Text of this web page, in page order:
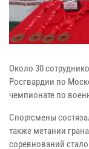
Около 30
Росгвардии по
чемпионате по
Спортсмены
также метании
соревнований